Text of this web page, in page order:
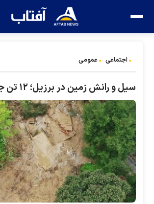
اجتماعی عمومی
سیل و رانش زمین در برزیل؛ ۱۲ تن جان باختند